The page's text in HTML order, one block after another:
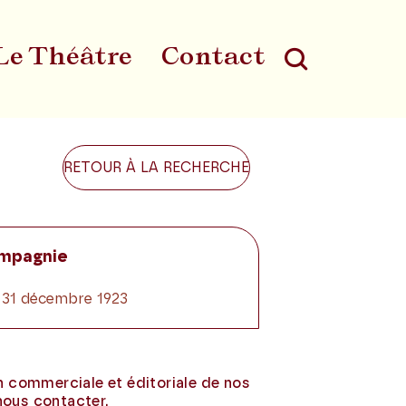
Théâtre Contact
Au
RETOUR À LA RECHERCHE
décembre 1923
commerciale et éditoriale de nos
contacter.